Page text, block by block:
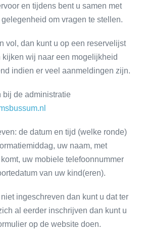
en tijdens bent u samen met
om vragen te stellen.
vol, dan kunt u op een reservelijst
wij naar een mogelijkheid
indien er veel aanmeldingen zijn.
bij de administratie
de datum en tijd (welke ronde)
uw naam, met
uw mobiele telefoonnummer
van uw kind(eren).
ingeschreven dan kunt u dat ter
al eerder inschrijven dan kunt u
op de website doen.